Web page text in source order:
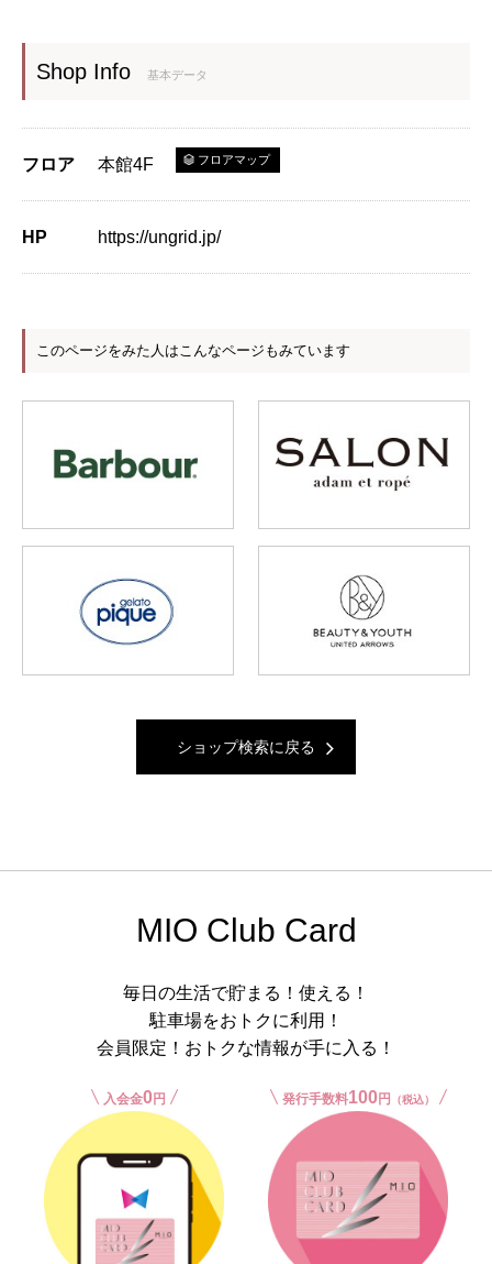
Shop Info 基本データ
フロア 本館4F フロアマップ
HP https://ungrid.jp/
このページをみた人はこんなページもみています
ショップ検索に戻る
MIO Club Card
毎日の生活で貯まる！使える！
駐車場をおトクに利用！
会員限定！おトクな情報が手に入る！
入会金0円 発行手数料100円 （税込）